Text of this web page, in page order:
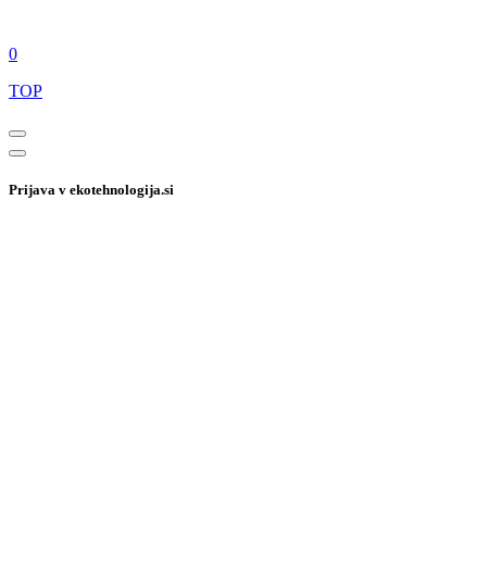
0
TOP
Prijava v ekotehnologija.si